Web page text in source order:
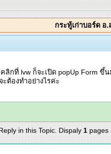
กระทู้เก่าบอร์ด อ
กที่ lvw ก็จะเปิด popUp Form
ต้องทำอย่างไรค่ะ
in this Topic. Dispaly 1 pages